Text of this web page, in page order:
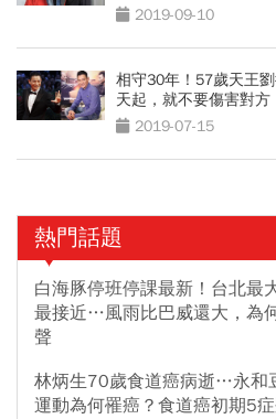
2019-09-10
相守30年！57歲天王
天起，就不要傷害對方
2019-07-15
熱門話題
白海豚停班停課最新！台北最
最接近…風雨比巴威還大，為
聲
林炳生70歲食道癌病逝…永和
運動為何罹癌？食道癌初期5